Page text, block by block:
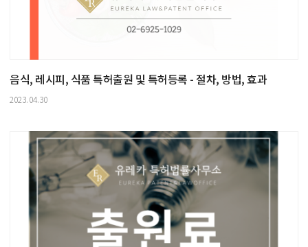
음식, 레시피, 식품 특허출원 및 특허등록 - 절차, 방법, 효과
2023.04.30